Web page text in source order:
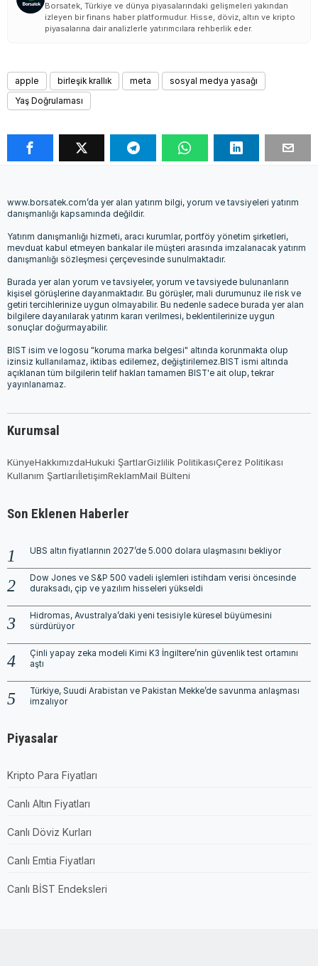
Borsatek, Türkiye ve dünya piyasalarındaki gelişmeleri yakından
izleyen bir finans haber platformudur. Hisse, döviz, altın ve kripto
piyasalarına dair analizlerle yatırımcılara rehberlik eder.
apple birleşik krallık meta
sosyal medya yasağı
Yaş Doğrulaması
www.borsatek.com’da yer alan yatırım bilgi, yorum ve tavsiyeleri yatırım
danışmanlığı kapsamında değildir.
Yatırım danışmanlığı hizmeti, aracı kurumlar, portföy yönetim şirketleri,
mevduat kabul etmeyen bankalar ile müşteri arasında imzalanacak yatırım
danışmanlığı sözleşmesi çerçevesinde sunulmaktadır.
Burada yer alan yorum ve tavsiyeler, yorum ve tavsiyede bulunanların
kişisel görüşlerine dayanmaktadır. Bu görüşler, mali durumunuz ile risk ve
getiri tercihlerinize uygun olmayabilir. Bu nedenle sadece burada yer alan
bilgilere dayanılarak yatırım kararı verilmesi, beklentilerinize uygun
sonuçlar doğurmayabilir.
BIST isim ve logosu "koruma marka belgesi" altında korunmakta olup
izinsiz kullanılamaz, iktibas edilemez, değiştirilemez.BIST ismi altında
açıklanan tüm bilgilerin telif hakları tamamen BIST'e ait olup, tekrar
yayınlanamaz.
Kurumsal
KünyeHakkımızdaHukuki ŞartlarGizlilik PolitikasıÇerez Politikası
Kullanım ŞartlarıİletişimReklamMail Bülteni
Son Eklenen Haberler
UBS altın fiyatlarının 2027’de 5.000 dolara ulaşmasını bekliyor
Dow Jones ve S&P 500 vadeli işlemleri istihdam verisi öncesinde
duraksadı, çip ve yazılım hisseleri yükseldi
Hidromas, Avustralya’daki yeni tesisiyle küresel büyümesini
sürdürüyor
Çinli yapay zeka modeli Kimi K3 İngiltere’nin güvenlik test ortamını
aştı
Türkiye, Suudi Arabistan ve Pakistan Mekke’de savunma anlaşması
imzalıyor
Piyasalar
Kripto Para Fiyatları
Canlı Altın Fiyatları
Canlı Döviz Kurları
Canlı Emtia Fiyatları
Canlı BİST Endeksleri